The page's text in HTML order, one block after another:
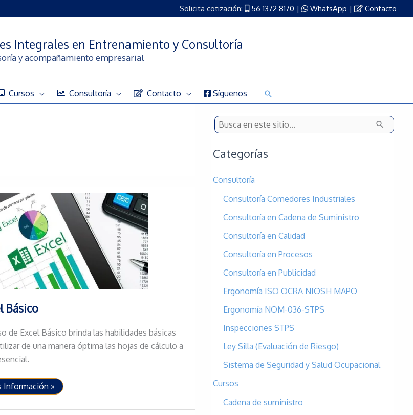
Solicita cotización: 56 1372 8170 | WhatsApp | Contacto
Integrales en Entrenamiento y Consultoría
y acompañamiento empresarial
Cursos Consultoría Contacto Síguenos Buscar
Básico
de Excel Básico brinda las habilidades básicas
de una manera óptima las hojas de cálculo a
Información »
B
s
Categorías
Consultoría
Consultoría Comedores Industriales
Consultoría en Cadena de Suministro
Consultoría en Calidad
Consultoría en Procesos
Consultoría en Publicidad
Ergonomía ISO OCRA NIOSH MAPO
Ergonomía NOM-036-STPS
Inspecciones STPS
Ley Silla (Evaluación de Riesgo)
Sistema de Seguridad y Salud Ocupacional
Cursos
Cadena de suministro